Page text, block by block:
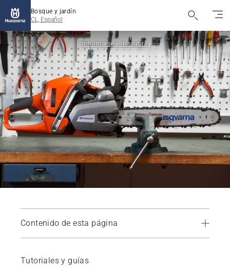
Bosque y jardín
CL, Español
Informarse y descubrir
Contenido de esta página
Mantenimiento de la espada
Tutoriales y guías